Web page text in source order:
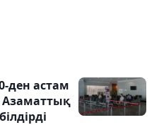
ден астам